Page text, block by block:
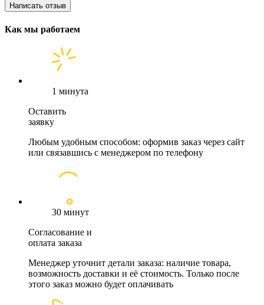
Написать отзыв
Как мы работаем
1 минута
Оставить
заявку
Любым удобным способом: оформив заказ через сайт
или связавшись с менеджером по телефону
30 минут
Согласование и
оплата заказа
Менеджер уточнит детали заказа: наличие товара,
возможность доставки и её стоимость. Только после
этого заказ можно будет оплачивать